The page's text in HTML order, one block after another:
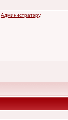
Администратору.